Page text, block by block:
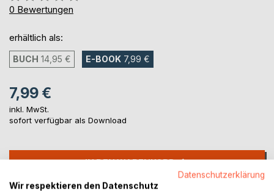
0%
0 Bewertungen
erhältlich als:
BUCH 14,95 € E-BOOK 7,99 €
7,99 €
inkl. MwSt.
sofort verfügbar als Download
IN DEN WARENKORB
Datenschutzerklärung
Wir respektieren den Datenschutz